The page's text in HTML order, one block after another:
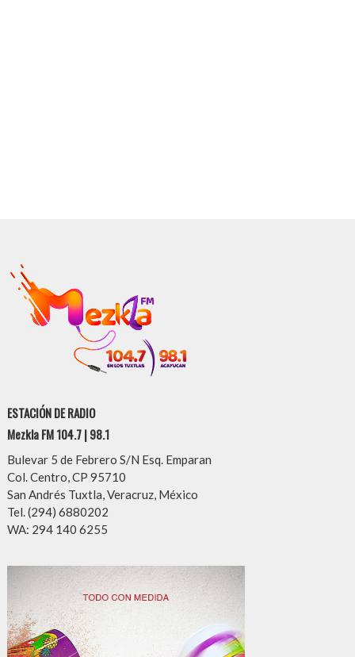
ESTACIÓN DE RADIO
Mezkla FM 104.7 | 98.1
Bulevar 5 de Febrero S/N Esq. Emparan
Col. Centro, CP 95710
San Andrés Tuxtla, Veracruz, México
Tel. (294) 6880202
WA: 294 140 6255